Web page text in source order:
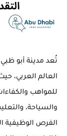
تُعد مدينة أبو
العالم العربي،
للمواهب
والسياحة،
الفرص الوظيفية